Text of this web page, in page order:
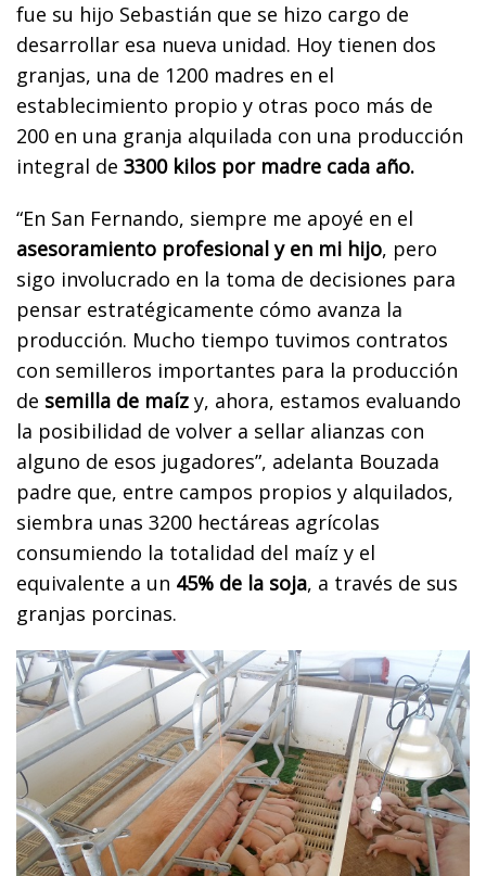
fue su hijo Sebastián que se hizo cargo de
desarrollar esa nueva unidad. Hoy tienen dos
granjas, una de 1200 madres en el
establecimiento propio y otras poco más de
200 en una granja alquilada con una producción
integral de 3300 kilos por madre cada año.
“En San Fernando, siempre me apoyé en el
asesoramiento profesional y en mi hijo, pero
sigo involucrado en la toma de decisiones para
pensar estratégicamente cómo avanza la
producción. Mucho tiempo tuvimos contratos
con semilleros importantes para la producción
de semilla de maíz y, ahora, estamos evaluando
la posibilidad de volver a sellar alianzas con
alguno de esos jugadores”, adelanta Bouzada
padre que, entre campos propios y alquilados,
siembra unas 3200 hectáreas agrícolas
consumiendo la totalidad del maíz y el
equivalente a un 45% de la soja, a través de sus
granjas porcinas.